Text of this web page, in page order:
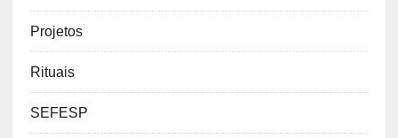
Projetos
Rituais
SEFESP